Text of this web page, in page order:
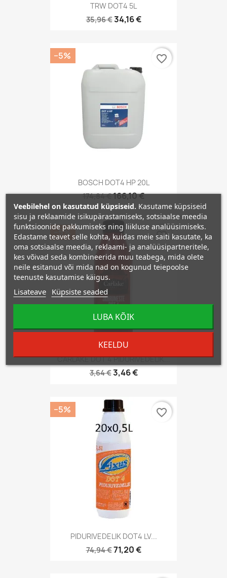
TRW DOT4 5L
35,96 €34,16 €
BOSCH DOT4 HP 20L
174,84 €166,10 €
−5% favorite_border
CARLAKE DOT 4 PIDURIVEDELIK...
3,64 €3,46 €
−5% favorite_border
PIDURIVEDELIK DOT4 LV...
74,94 €71,20 €
−5% favorite_border
Veebilehel on kasutatud küpsiseid. Kasutame küpsiseid
sisu ja reklaamide isikupärastamiseks, sotsiaalse meedia
funktsioonide pakkumiseks ning liikluse analüüsimiseks.
Edastame teavet selle kohta, kuidas meie saiti kasutate, ka
oma sotsiaalse meedia, reklaami- ja analüüsipartneritele,
kes võivad seda kombineerida muu teabega, mida olete
neile esitanud või mida nad on kogunud teiepoolse
teenuste kasutamise käigus.
Lisateave Küpsiste seaded
KEELDU
LUBA KÕIK